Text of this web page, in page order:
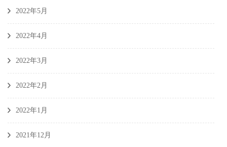
2022年5月
2022年4月
2022年3月
2022年2月
2022年1月
2021年12月